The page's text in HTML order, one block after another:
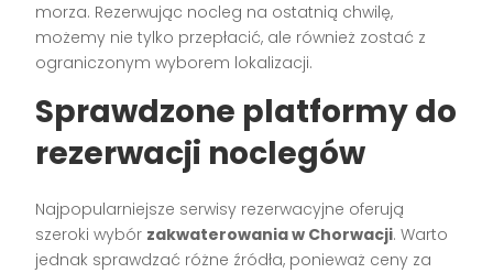
morza. Rezerwując nocleg na ostatnią chwilę,
możemy nie tylko przepłacić, ale również zostać z
ograniczonym wyborem lokalizacji.
Sprawdzone platformy do
rezerwacji noclegów
Najpopularniejsze serwisy rezerwacyjne oferują
szeroki wybór zakwaterowania w Chorwacji. Warto
jednak sprawdzać różne źródła, ponieważ ceny za